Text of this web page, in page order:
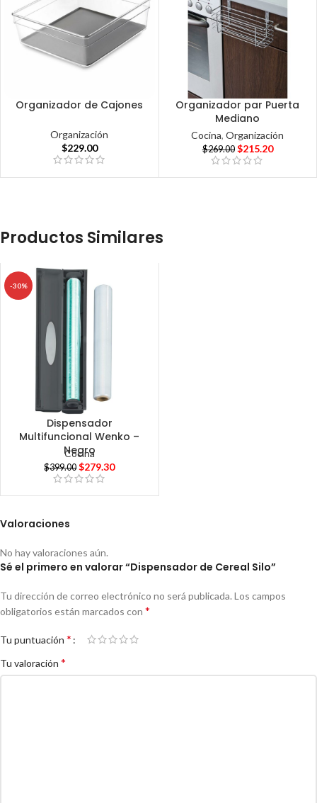
Organizador de Cajones
Organización
$229.00
Organizador par Puerta
Mediano
Cocina,Organización
$269.00 $215.20
Productos Similares
-30%
Dispensador
Multifuncional Wenko –
Negro
Cocina
$399.00 $279.30
Valoraciones
No hay valoraciones aún.
Sé el primero en valorar “Dispensador de Cereal Silo”
Tu dirección de correo electrónico no será publicada. Los campos
obligatorios están marcados con *
Tu puntuación *
Tu valoración *